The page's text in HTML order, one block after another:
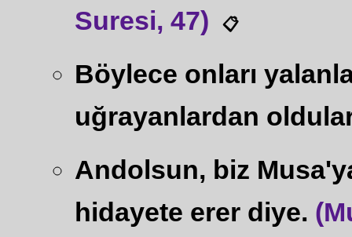
Suresi, 47)
📋
Böylece onları
uğrayanlardan
Andolsun, biz
hidayete erer diye.